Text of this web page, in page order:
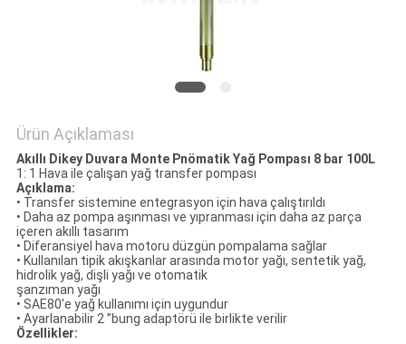
Ürün Açıklaması
Akıllı Dikey Duvara Monte Pnömatik Yağ Pompası 8 bar 100L
1: 1 Hava ile çalışan yağ transfer pompası
Açıklama:
• Transfer sistemine entegrasyon için hava çalıştırıldı
• Daha az pompa aşınması ve yıpranması için daha az parça
içeren akıllı tasarım
• Diferansiyel hava motoru düzgün pompalama sağlar
• Kullanılan tipik akışkanlar arasında motor yağı, sentetik yağ,
hidrolik yağ, dişli yağı ve otomatik
şanzıman yağı
• SAE80'e yağ kullanımı için uygundur
• Ayarlanabilir 2 ”bung adaptörü ile birlikte verilir
Özellikler: